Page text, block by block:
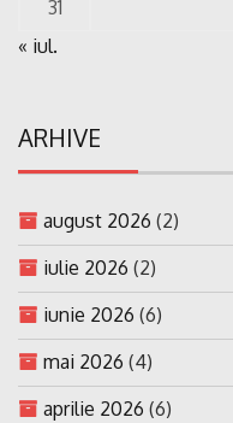
31
« iul.
ARHIVE
august 2026 (2)
iulie 2026 (2)
iunie 2026 (6)
mai 2026 (4)
aprilie 2026 (6)